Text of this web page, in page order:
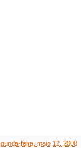
feira, maio 12, 2008